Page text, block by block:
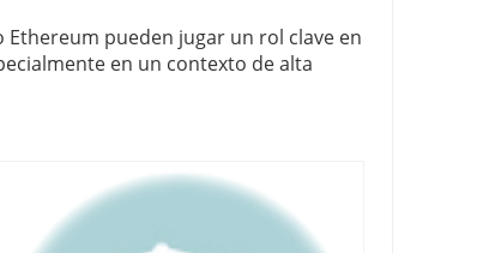
pueden jugar un rol clave en
en un contexto de alta